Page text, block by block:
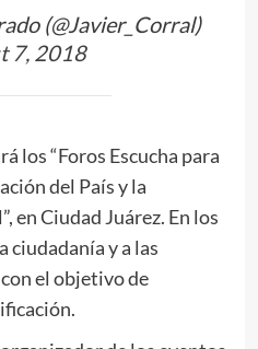
(@Javier_Corral)
7, 2018
los “Foros Escucha para
del País y la
en Ciudad Juárez. En los
ciudadanía y a las
el objetivo de